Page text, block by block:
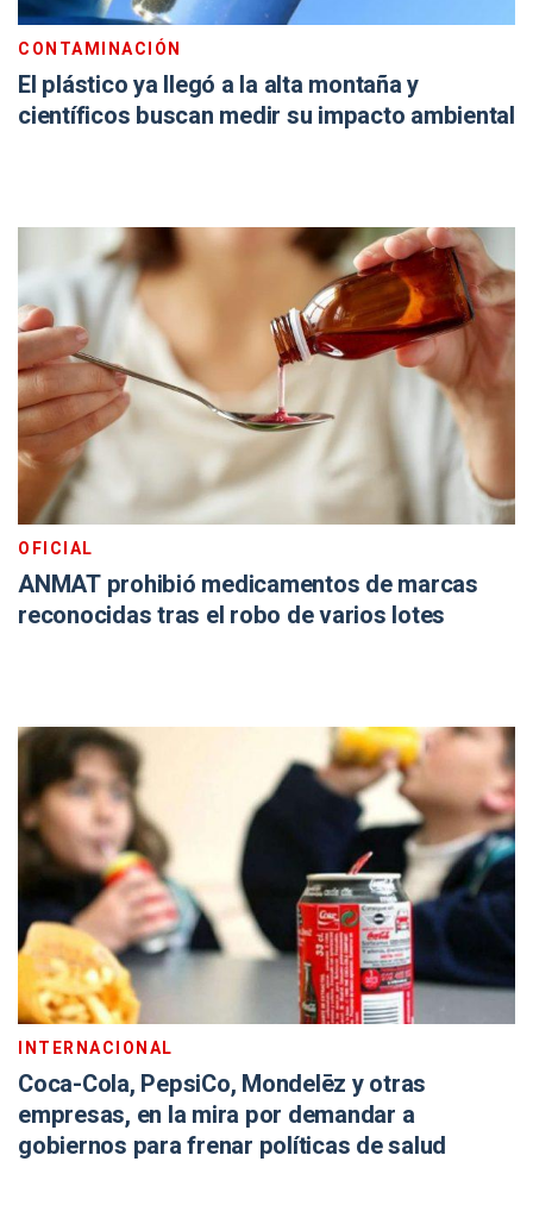
CONTAMINACIÓN
El plástico ya llegó a la alta montaña y
científicos buscan medir su impacto ambiental
OFICIAL
ANMAT prohibió medicamentos de marcas
reconocidas tras el robo de varios lotes
INTERNACIONAL
Coca-Cola, PepsiCo, Mondelēz y otras
empresas, en la mira por demandar a
gobiernos para frenar políticas de salud